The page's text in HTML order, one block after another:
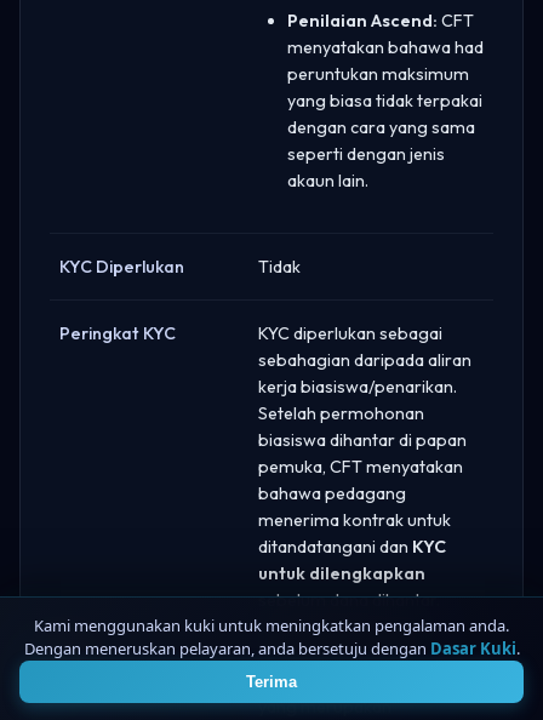
Penilaian Ascend: CFT
menyatakan bahawa had
peruntukan maksimum
yang biasa tidak terpakai
dengan cara yang sama
seperti dengan jenis
akaun lain.
KYC Diperlukan Tidak
Peringkat KYC
KYC diperlukan sebagai
sebahagian daripada aliran
kerja biasiswa/penarikan.
Setelah permohonan
biasiswa dihantar di papan
pemuka, CFT menyatakan
bahawa pedagang
menerima kontrak untuk
ditandatangani dan KYC
untuk dilengkapkan
sebelum dana dihantar.
(Penilaian Bybit mungkin
juga tertakluk kepada
peraturan KYC Bybit sendiri,
yang merupakan
Kami menggunakan kuki untuk meningkatkan pengalaman anda.
Dengan meneruskan pelayaran, anda bersetuju dengan Dasar Kuki.
Terima
4